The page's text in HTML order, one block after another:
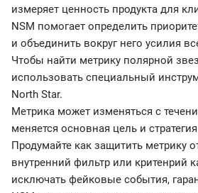
измеряет ценность продукта для
NSM помогает определить
и объединить вокруг него усилия
Чтобы найти метрику полярной
использовать специальный
North Star.
Метрика может изменяться с
меняется основная цель и
Продумайте как защитить метрику
внутренний фильтр или критенрий
исключать фейковые события,